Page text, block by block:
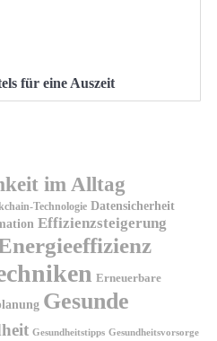
für eine Auszeit
im Alltag
Technologie Datensicherheit
Effizienzsteigerung
Erneuerbare
Gesunde
Gesundheitstipps Gesundheitsvorsorge